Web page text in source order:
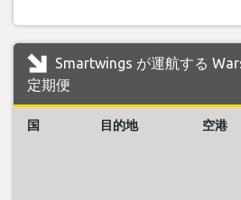
Smartwings が運航する
定期便
国 目的地 空港